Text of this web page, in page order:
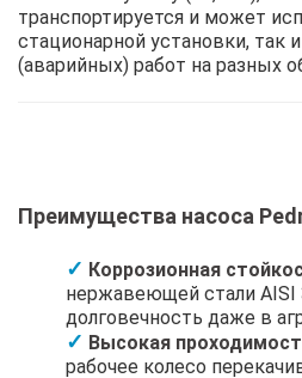
транспортируется и может
стационарной установки, так
(аварийных) работ на разных
Преимущества насоса
Коррозионная
нержавеющей стали AISI
долговечность даже в
Высокая
рабочее колесо